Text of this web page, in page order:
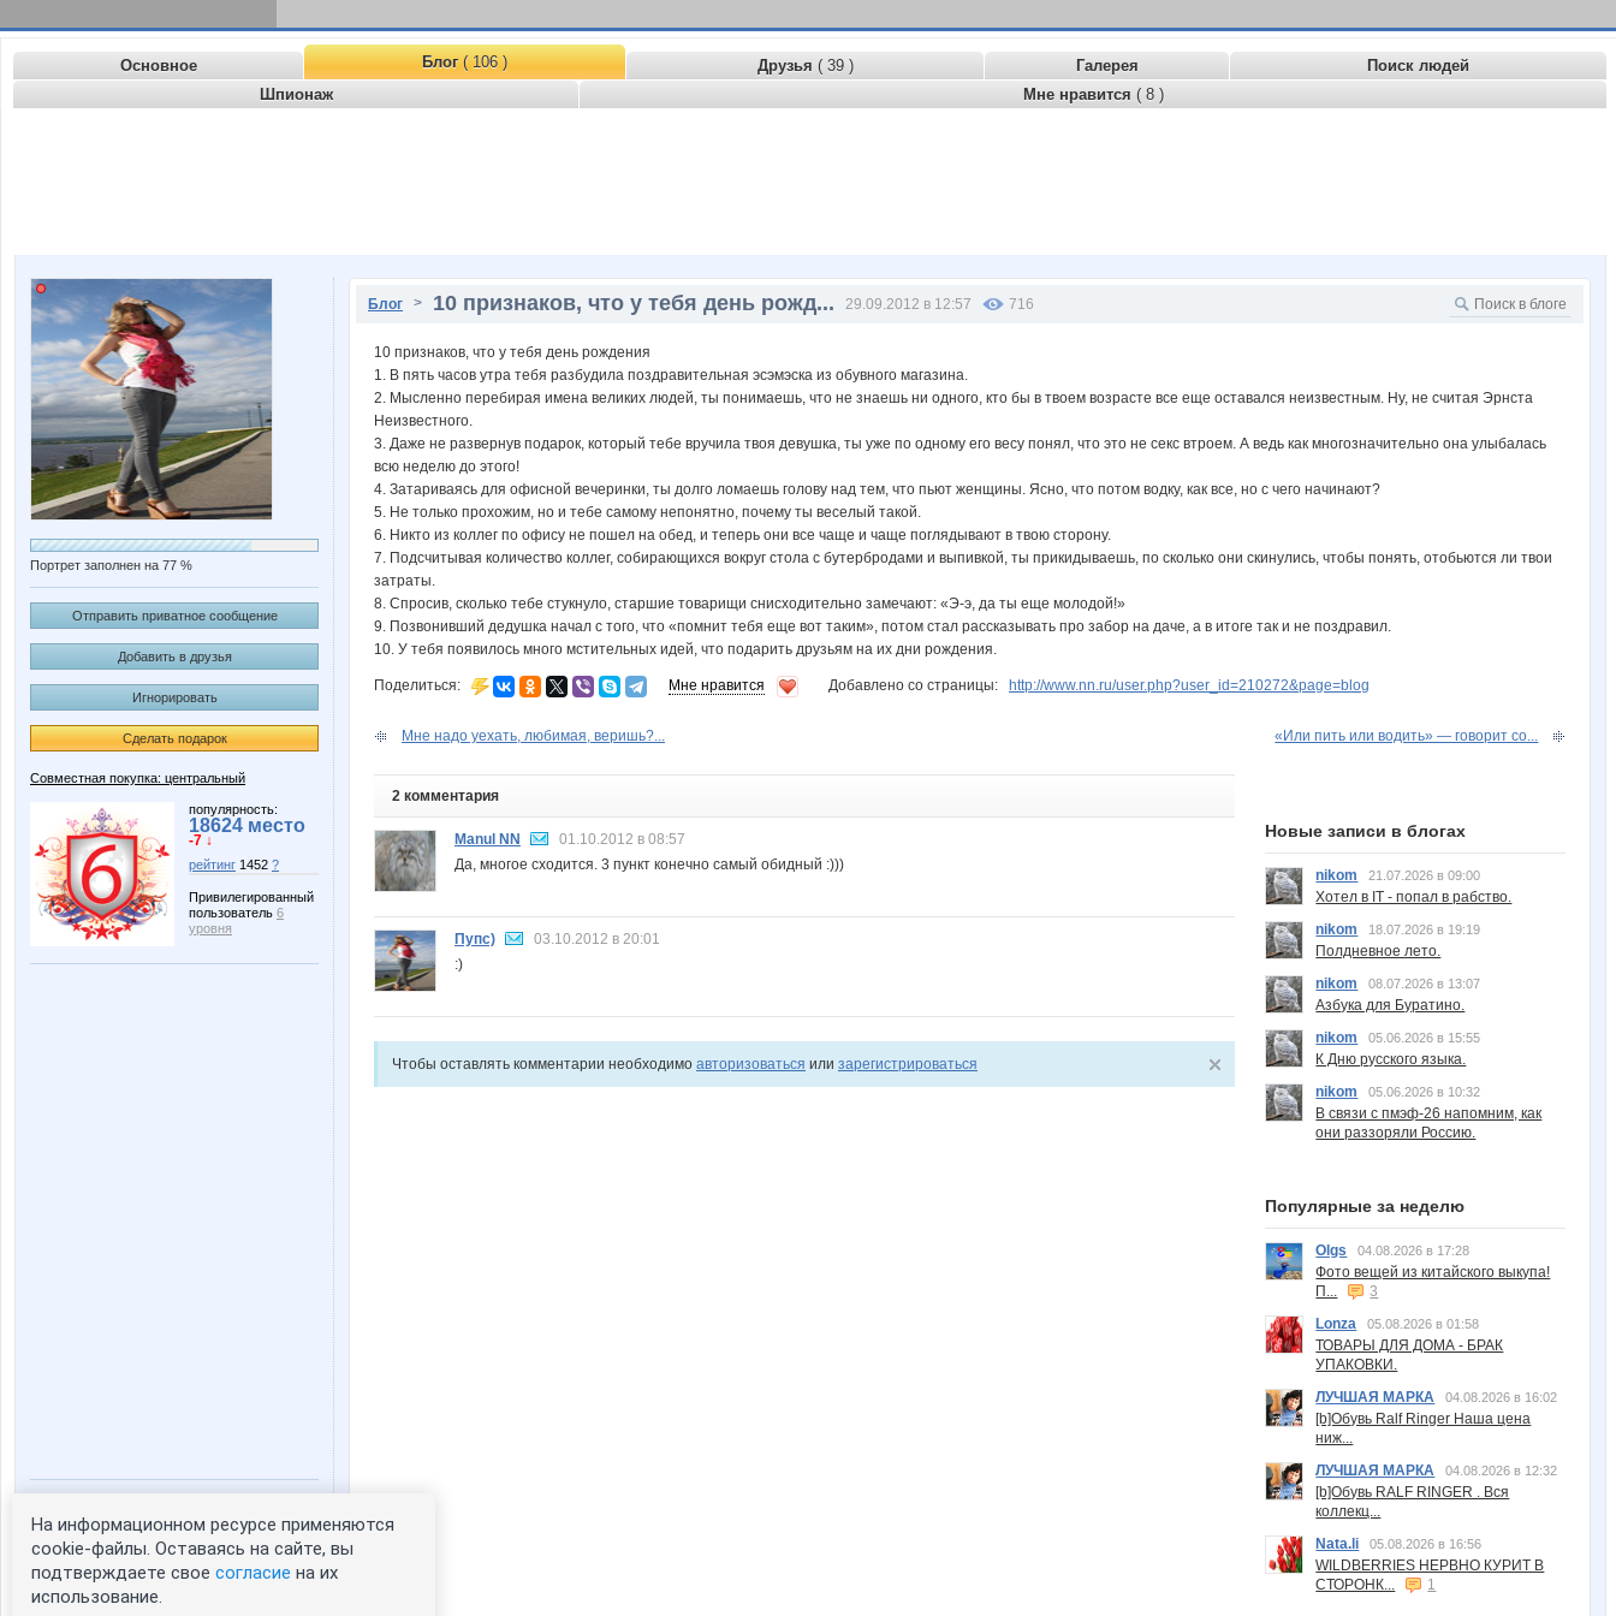
Основное Блог( 106 ) Друзья ( 39 ) Галерея
Поиск людей
Шпионаж
Мне нравится ( 8 )
Портрет заполнен на 77 %
Отправить приватное сообщение
Добавить в друзья
Игнорировать
Сделать подарок
Совместная покупка: центральный
популярность:
18624 место
-7 ↓
рейтинг 1452 ?
Привилегированный
пользователь 6
уровня
Статистика портрета:
сейчас просматривают портрет - 0
зарегистрированные пользователи
посетившие портрет за 7 дней - 0
Блог > 10 признаков, что у тебя день рожд... 29.09.2012 в 12:57 716
10 признаков, что у тебя день рождения
1. В пять часов утра тебя разбудила поздравительная эсэмэска из обувного магазина.
2. Мысленно перебирая имена великих людей, ты понимаешь, что не знаешь ни одного, кто бы в твоем возрасте все еще оставался неизвестным. Ну, не считая Эрнста
Неизвестного.
3. Даже не развернув подарок, который тебе вручила твоя девушка, ты уже по одному его весу понял, что это не секс втроем. А ведь как многозначительно она улыбалась
всю неделю до этого!
4. Затариваясь для офисной вечеринки, ты долго ломаешь голову над тем, что пьют женщины. Ясно, что потом водку, как все, но с чего начинают?
5. Не только прохожим, но и тебе самому непонятно, почему ты веселый такой.
6. Никто из коллег по офису не пошел на обед, и теперь они все чаще и чаще поглядывают в твою сторону.
7. Подсчитывая количество коллег, собирающихся вокруг стола с бутербродами и выпивкой, ты прикидываешь, по сколько они скинулись, чтобы понять, отобьются ли твои
затраты.
8. Спросив, сколько тебе стукнуло, старшие товарищи снисходительно замечают: «Э-э, да ты еще молодой!»
9. Позвонивший дедушка начал с того, что «помнит тебя еще вот таким», потом стал рассказывать про забор на даче, а в итоге так и не поздравил.
10. У тебя появилось много мстительных идей, что подарить друзьям на их дни рождения.
Поделиться: Мне нравится Добавлено со страницы: http://www.nn.ru/user.php?user_id=210272&page=blog
Мне надо уехать, любимая, веришь?... «Или пить или водить» — говорит со...
2 комментария
Manul NN
01.10.2012 в 08:57
Да, многое сходится. 3 пункт конечно самый обидный :)))
Пупс)
03.10.2012 в 20:01
:)
Чтобы оставлять комментарии необходимо авторизоваться или зарегистрироваться
Новые записи в блогах
nikom 21.07.2026 в 09:00
Хотел в IT - попал в рабство.
nikom
18.07.2026 в 19:19
Полдневное лето.
nikom
08.07.2026 в 13:07
Азбука для Буратино.
nikom
05.06.2026 в 15:55
К Дню русского языка.
nikom
05.06.2026 в 10:32
В связи с пмэф-26 напомним, как
они раззоряли Россию.
Популярные за неделю
Olgs 04.08.2026 в 17:28
Фото вещей из китайского выкупа!
П...
3
Lonza
05.08.2026 в 01:58
ТОВАРЫ ДЛЯ ДОМА - БРАК
УПАКОВКИ.
ЛУЧШАЯ МАРКА
04.08.2026 в 16:02
[b]Обувь Ralf Ringer Наша цена
ниж...
ЛУЧШАЯ МАРКА
04.08.2026 в 12:32
[b]Обувь RALF RINGER . Вся
коллекц...
Nata.li
05.08.2026 в 16:56
WILDBERRIES НЕРВНО КУРИТ В
СТОРОНК...
1
На информационном ресурсе применяются
cookie-файлы. Оставаясь на сайте, вы
подтверждаете свое согласие на их
использование.